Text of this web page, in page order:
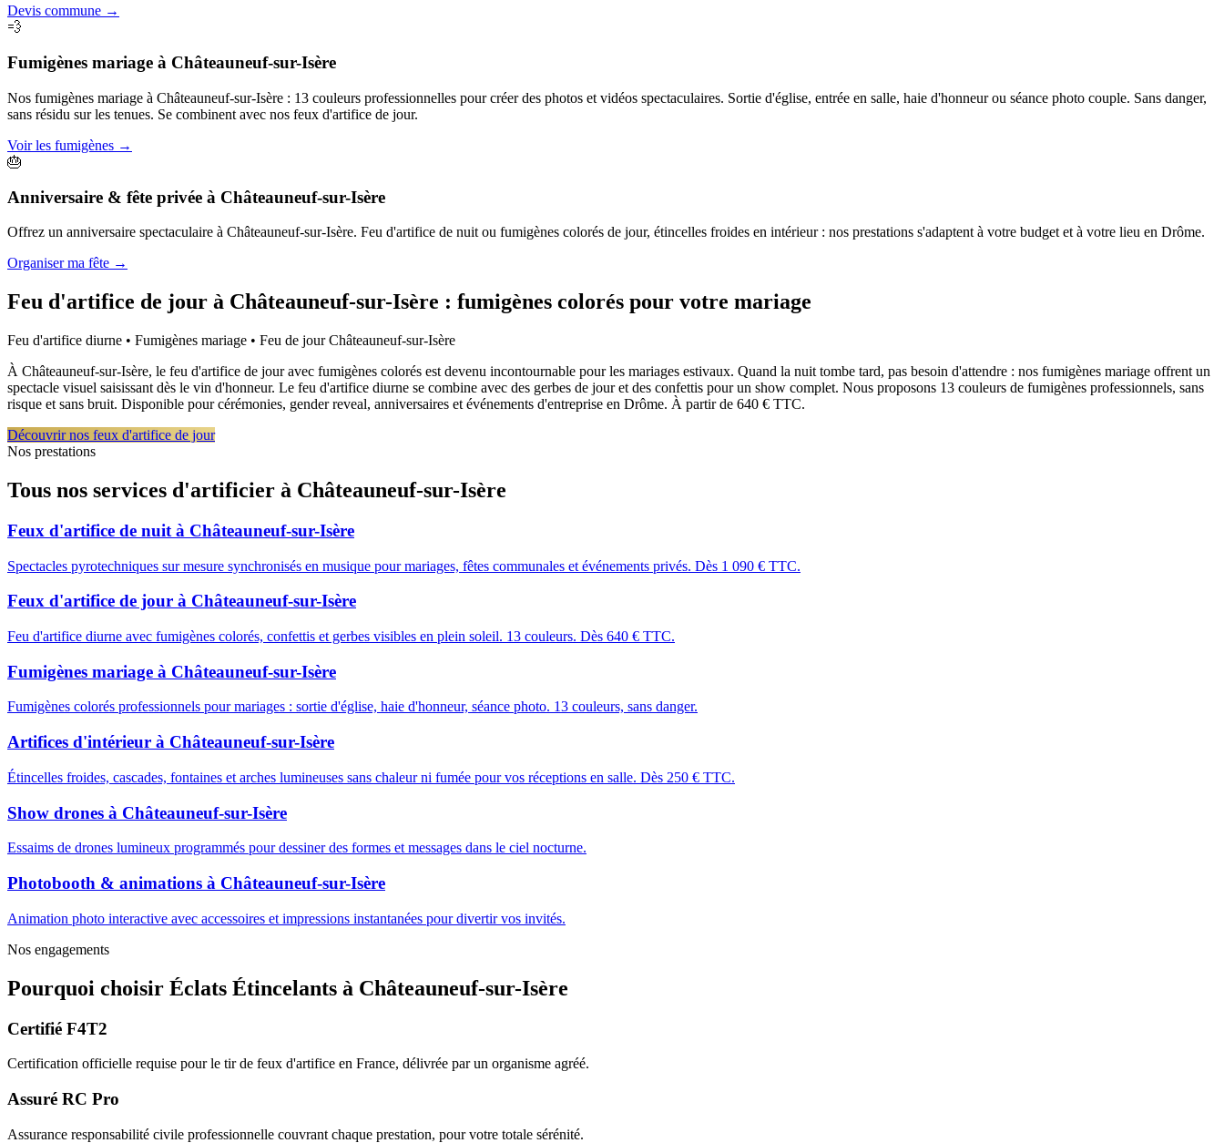
Devis commune →
💨
Fumigènes mariage à Châteauneuf-sur-Isère
Nos fumigènes mariage à Châteauneuf-sur-Isère : 13 couleurs professionnelles pour créer des photos et vidéos spectaculaires. Sortie d'église, entrée en salle, haie d'honneur ou séance photo couple. Sans danger,
sans résidu sur les tenues. Se combinent avec nos feux d'artifice de jour.
Voir les fumigènes →
🎂
Anniversaire & fête privée à Châteauneuf-sur-Isère
Offrez un anniversaire spectaculaire à Châteauneuf-sur-Isère. Feu d'artifice de nuit ou fumigènes colorés de jour, étincelles froides en intérieur : nos prestations s'adaptent à votre budget et à votre lieu en Drôme.
Organiser ma fête →
Feu d'artifice de jour à Châteauneuf-sur-Isère : fumigènes colorés pour votre mariage
Feu d'artifice diurne • Fumigènes mariage • Feu de jourChâteauneuf-sur-Isère
À Châteauneuf-sur-Isère, le feu d'artifice de jour avec fumigènes colorés est devenu incontournable pour les mariages estivaux. Quand la nuit tombe tard, pas besoin d'attendre : nos fumigènes mariage offrent un
spectacle visuel saisissant dès le vin d'honneur. Le feu d'artifice diurne se combine avec des gerbes de jour et des confettis pour un show complet. Nous proposons 13 couleurs de fumigènes professionnels, sans
risque et sans bruit. Disponible pour cérémonies, gender reveal, anniversaires et événements d'entreprise en Drôme. À partir de 640 € TTC.
Découvrir nos feux d'artifice de jour
Nos prestations
Tous nos services d'artificier à Châteauneuf-sur-Isère
Feux d'artifice de nuit à Châteauneuf-sur-Isère
Spectacles pyrotechniques sur mesure synchronisés en musique pour mariages, fêtes communales et événements privés. Dès 1 090 € TTC.
Feux d'artifice de jour à Châteauneuf-sur-Isère
Feu d'artifice diurne avec fumigènes colorés, confettis et gerbes visibles en plein soleil. 13 couleurs. Dès 640 € TTC.
Fumigènes mariage à Châteauneuf-sur-Isère
Fumigènes colorés professionnels pour mariages : sortie d'église, haie d'honneur, séance photo. 13 couleurs, sans danger.
Artifices d'intérieur à Châteauneuf-sur-Isère
Étincelles froides, cascades, fontaines et arches lumineuses sans chaleur ni fumée pour vos réceptions en salle. Dès 250 € TTC.
Show drones à Châteauneuf-sur-Isère
Essaims de drones lumineux programmés pour dessiner des formes et messages dans le ciel nocturne.
Photobooth & animations à Châteauneuf-sur-Isère
Animation photo interactive avec accessoires et impressions instantanées pour divertir vos invités.
Nos engagements
Pourquoi choisir Éclats Étincelants à Châteauneuf-sur-Isère
Certifié F4T2
Certification officielle requise pour le tir de feux d'artifice en France, délivrée par un organisme agréé.
Assuré RC Pro
Assurance responsabilité civile professionnelle couvrant chaque prestation, pour votre totale sérénité.